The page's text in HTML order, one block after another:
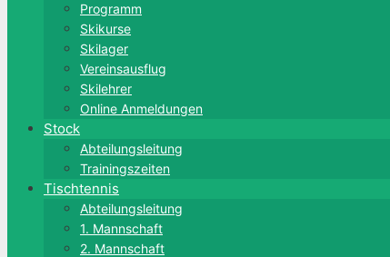
Programm
Skikurse
Skilager
Vereinsausflug
Skilehrer
Online Anmeldungen
Stock
Abteilungsleitung
Trainingszeiten
Tischtennis
Abteilungsleitung
1. Mannschaft
2. Mannschaft